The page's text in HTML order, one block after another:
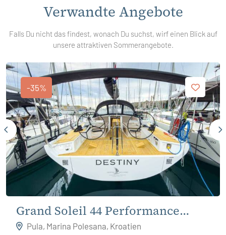
Verwandte Angebote
Falls Du nicht das findest, wonach Du suchst, wirf einen Blick auf
unsere attraktiven Sommerangebote.
-35%
Grand Soleil 44 Performance
Destiny
Pula, Marina Polesana, Kroatien